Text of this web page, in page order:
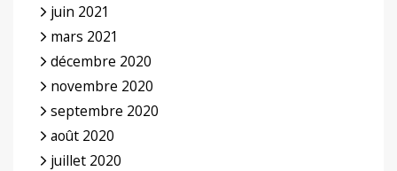
juin 2021
mars 2021
décembre 2020
novembre 2020
septembre 2020
août 2020
juillet 2020